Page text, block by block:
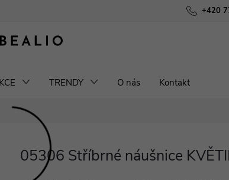
+420
Podmínky
TRENDY O nás Kontakt
05306 Stříbrné náušnice